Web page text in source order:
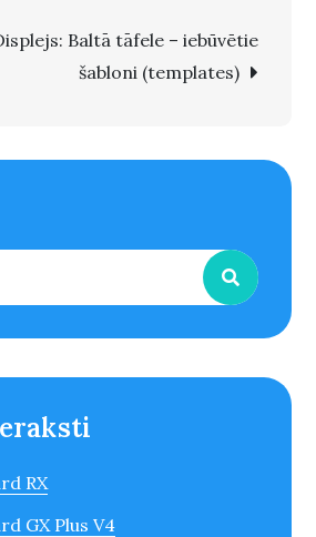
Baltā tāfele – iebūvētie
šabloni (templates)
RX
GX Plus V4